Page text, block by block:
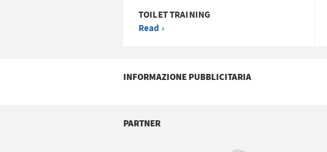
TOILET TRAINING
Read ›
INFORMAZIONE PUBBLICITARIA
PARTNER